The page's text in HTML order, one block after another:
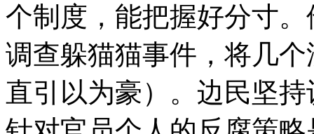
个制度，能把握好分寸
调查躲猫猫事件，将几
直引以为豪）。边民坚